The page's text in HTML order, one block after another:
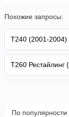
Похожие запросы:
T240 (2001-2004)
T260 Рестайлинг
T260 2-й